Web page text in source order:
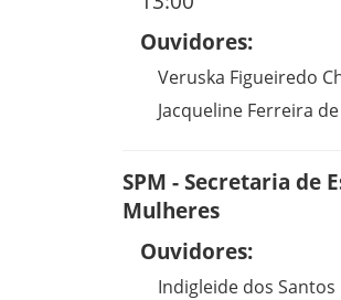
Ouvidores:
Veruska Figueiredo
Jacqueline Ferreira de
SPM - Secretaria de
Mulheres
Ouvidores:
Indigleide dos